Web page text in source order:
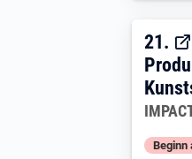
21.
21.
Beginn